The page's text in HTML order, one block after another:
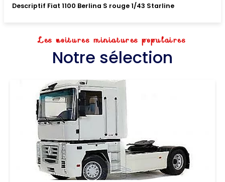
Descriptif Fiat 1100 Berlina S rouge 1/43 Starline
Les voitures miniatures populaires
Notre sélection